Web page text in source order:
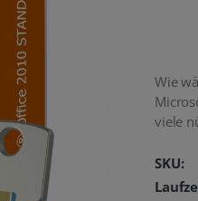
Wie
viele
SKU: